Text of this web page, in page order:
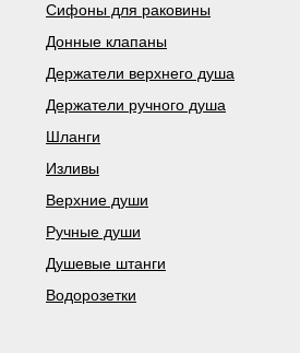
Сифоны для раковины
Донные клапаны
Держатели верхнего душа
Держатели ручного душа
Шланги
Изливы
Верхние души
Ручные души
Душевые штанги
Водорозетки